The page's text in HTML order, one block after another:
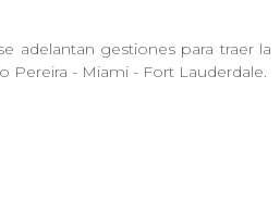
adelantan gestiones para traer la
Pereira - Miami - Fort Lauderdale.